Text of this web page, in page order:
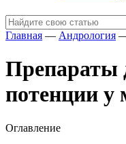
Главная — Андрология
Препараты
потенции у
Оглавление